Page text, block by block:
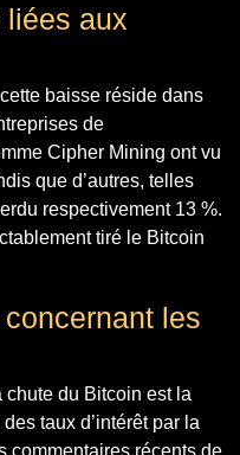
liées aux
baisse réside dans
de
Cipher Mining ont vu
que d’autres, telles
respectivement 13 %.
tiré le Bitcoin
les
du Bitcoin est la
taux d’intérêt par la
commentaires récents de